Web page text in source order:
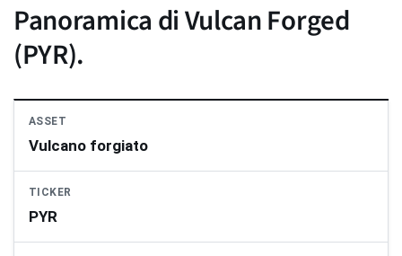
Panoramica di Vulcan Forged
(PYR).
ASSET
Vulcano forgiato
TICKER
PYR